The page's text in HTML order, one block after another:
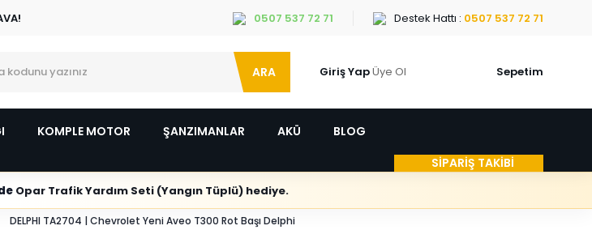
0507 537 72 71 Destek Hattı : 0507 537 72 71
ARA Giriş YapÜye Ol Sepetim
KOMPLE MOTOR ŞANZIMANLAR AKÜ
BLOG
SİPARİŞ TAKİBİ
Opar Trafik Yardım Seti (Yangın Tüplü) hediye.
DELPHI TA2704 | Chevrolet Yeni Aveo T300 Rot Başı Delphi